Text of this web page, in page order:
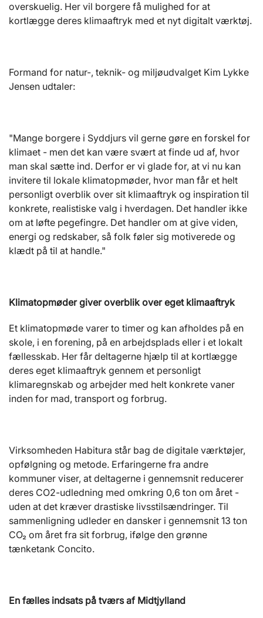
overskuelig. Her vil borgere få mulighed for at
kortlægge deres klimaaftryk med et nyt digitalt værktøj.
Formand for natur-, teknik- og miljøudvalget Kim Lykke
Jensen udtaler:
"Mange borgere i Syddjurs vil gerne gøre en forskel for
klimaet - men det kan være svært at finde ud af, hvor
man skal sætte ind. Derfor er vi glade for, at vi nu kan
invitere til lokale klimatopmøder, hvor man får et helt
personligt overblik over sit klimaaftryk og inspiration til
konkrete, realistiske valg i hverdagen. Det handler ikke
om at løfte pegefingre. Det handler om at give viden,
energi og redskaber, så folk føler sig motiverede og
klædt på til at handle."
Klimatopmøder giver overblik over eget klimaaftryk
Et klimatopmøde varer to timer og kan afholdes på en
skole, i en forening, på en arbejdsplads eller i et lokalt
fællesskab. Her får deltagerne hjælp til at kortlægge
deres eget klimaaftryk gennem et personligt
klimaregnskab og arbejder med helt konkrete vaner
inden for mad, transport og forbrug.
Virksomheden Habitura står bag de digitale værktøjer,
opfølgning og metode. Erfaringerne fra andre
kommuner viser, at deltagerne i gennemsnit reducerer
deres CO2-udledning med omkring 0,6 ton om året -
uden at det kræver drastiske livsstilsændringer. Til
sammenligning udleder en dansker i gennemsnit 13 ton
CO₂ om året fra sit forbrug, ifølge den grønne
tænketank Concito.
En fælles indsats på tværs af Midtjylland